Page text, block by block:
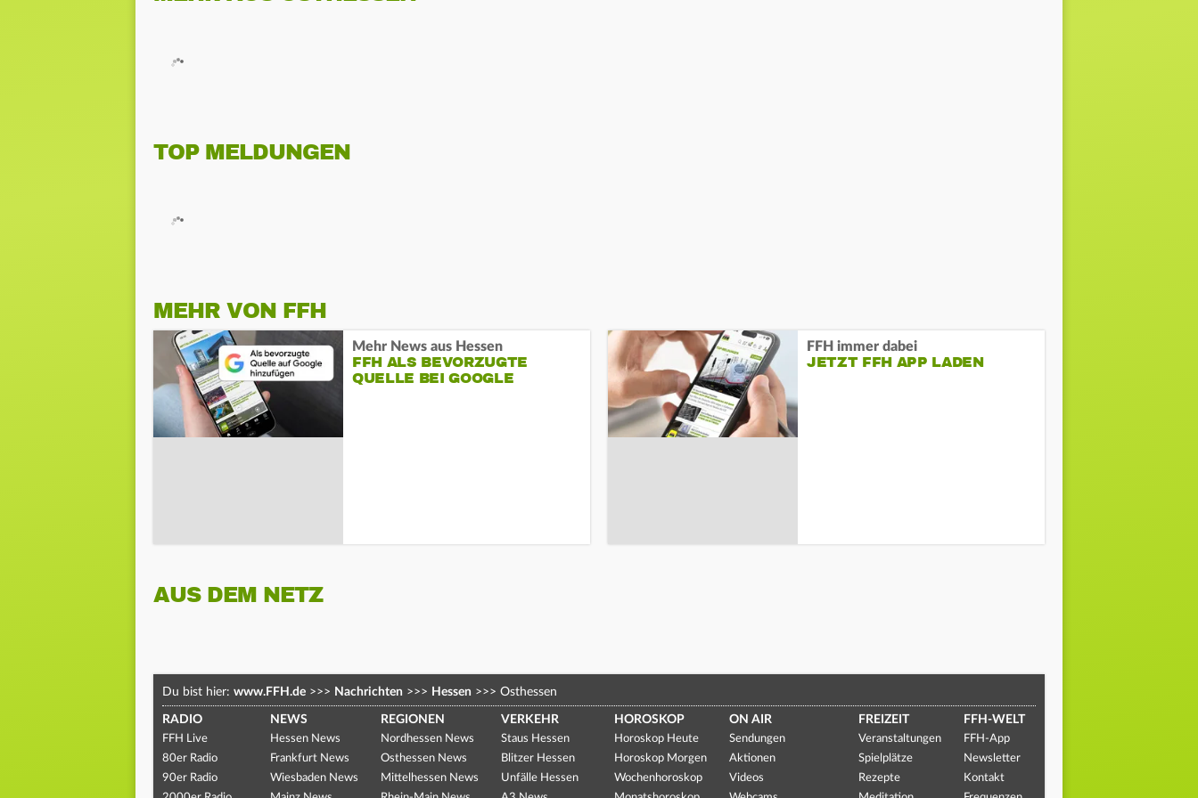
TOP MELDUNGEN
MEHR VON FFH
Mehr News aus Hessen
FFH ALS BEVORZUGTE
QUELLE BEI GOOGLE
FFH immer dabei
JETZT FFH APP LADEN
AUS DEM NETZ
Du bist hier: www.FFH.de >>> Nachrichten >>> Hessen >>> Osthessen
RADIO
FFH Live
80er Radio
90er Radio
NEWS
Hessen News
Frankfurt News
Wiesbaden News
REGIONEN
Nordhessen News
Osthessen News
Mittelhessen News
VERKEHR
Staus Hessen
Blitzer Hessen
Unfälle Hessen
HOROSKOP
Horoskop Heute
Horoskop Morgen
Wochenhoroskop
ON AIR
Sendungen
Aktionen
Videos
FREIZEIT
Veranstaltungen
Spielplätze
Rezepte
FFH-WELT
FFH-App
Newsletter
Kontakt